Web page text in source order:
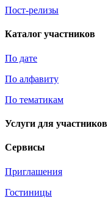
Пост-релизы
Каталог участников
По дате
По алфавиту
По тематикам
Услуги для участников
Сервисы
Приглашения
Гостиницы